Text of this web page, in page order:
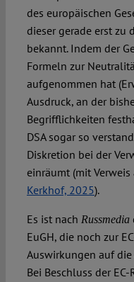
des europäischen
dieser gerade erst zu
bekannt. Indem der
Formeln zur
aufgenommen hat
Ausdruck, an der
Begrifflichkeiten
DSA sogar so
Diskretion bei der
einräumt (mit Verweis
Kerkhof, 2025).
Es ist nach Russmedia
EuGH, die noch zur
Auswirkungen auf
Bei Beschluss der